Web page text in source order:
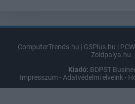
ComputerTrends.hu | GSPlus.hu |
Zoldpalya.hu
Kiadó: BDPST
Impresszum - Adatvédelmi elveink -